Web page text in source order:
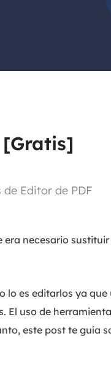
de Editor de PDF
era necesario
es editarlos ya que
uso de
este post te guía